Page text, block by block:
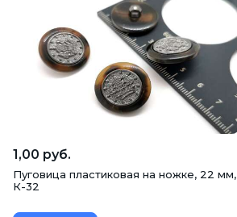
1,00 руб.
Пуговица пластиковая на ножке, 22 мм,
К-32